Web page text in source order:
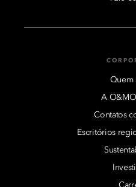
Quem
A
Contatos
Escritórios